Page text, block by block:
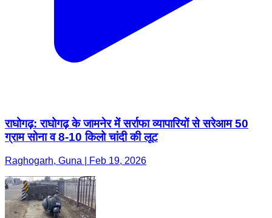
राघोगढ़: राघोगढ़ के जामनेर में सर्राफा व्यापारियों से सरेआम 50
ग्राम सोना व 8-10 किलो चांदी की लूट
Raghogarh, Guna | Feb 19, 2026